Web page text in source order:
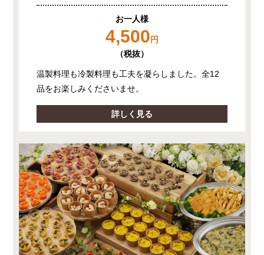
お一人様
4,500 円
（税抜）
温製料理も冷製料理も工夫を凝らしました。全12
品をお楽しみくださいませ。
詳しく見る